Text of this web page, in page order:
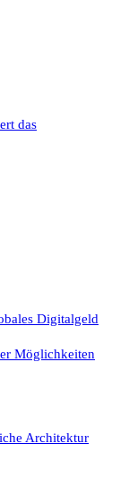
das
Digitalgeld
Möglichkeiten
Architektur